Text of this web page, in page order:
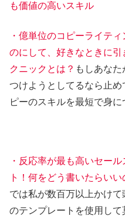
も価値の高いスキル
・億単位のコピーライテ
のにして、好きなときに
クニックとは？ もしあな
つけようとしてるなら止
ピーのスキルを最短で身に
・反応率が最も高いセー
ト！何をどう書いたらい
では私が数百万以上かけ
のテンプレートを使用して